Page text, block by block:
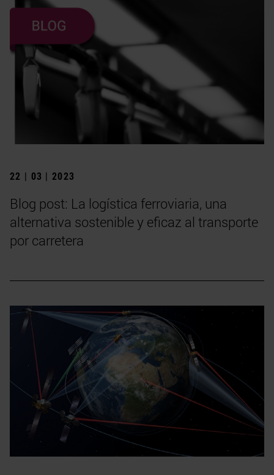
22 | 03 | 2023
Blog post: La logística ferroviaria, una
alternativa sostenible y eficaz al transporte
por carretera